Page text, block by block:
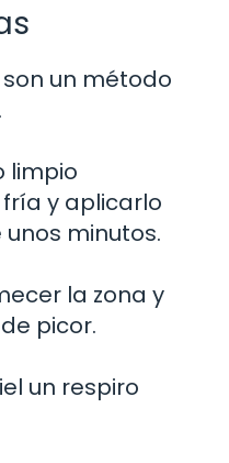
un método
limpio
y aplicarlo
minutos.
la zona y
picor.
un respiro